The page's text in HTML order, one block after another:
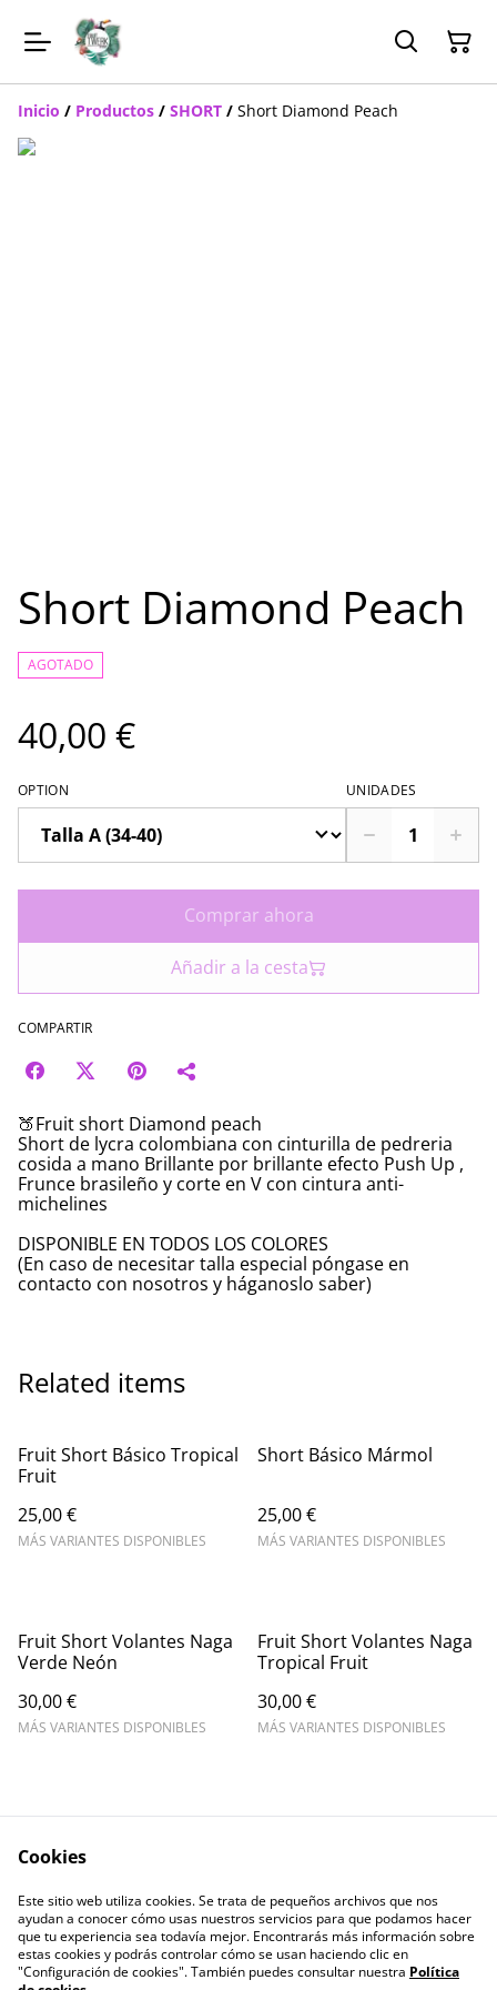
Inicio / Productos / SHORT / Short Diamond Peach
Short Diamond Peach
AGOTADO
40,00 €
OPTION UNIDADES
Comprar ahora
Añadir a la cesta
COMPARTIR
🍑Fruit short Diamond peach
Short de lycra colombiana con cinturilla de pedreria
cosida a mano Brillante por brillante efecto Push Up ,
Frunce brasileño y corte en V con cintura anti-
michelines
DISPONIBLE EN TODOS LOS COLORES
(En caso de necesitar talla especial póngase en
contacto con nosotros y háganoslo saber)
Related items
Fruit Short Básico Tropical
Fruit
25,00 €
MÁS VARIANTES DISPONIBLES
Short Básico Mármol
25,00 €
MÁS VARIANTES DISPONIBLES
Fruit Short Volantes Naga
Verde Neón
30,00 €
MÁS VARIANTES DISPONIBLES
Fruit Short Volantes Naga
Tropical Fruit
30,00 €
MÁS VARIANTES DISPONIBLES
Contact Us
Legal Terms
Privacy Policy
Cookie Policy
Cookies
Este sitio web utiliza cookies. Se trata de pequeños archivos que nos
ayudan a conocer cómo usas nuestros servicios para que podamos hacer
que tu experiencia sea todavía mejor. Encontrarás más información sobre
estas cookies y podrás controlar cómo se usan haciendo clic en
"Configuración de cookies". También puedes consultar nuestra Política